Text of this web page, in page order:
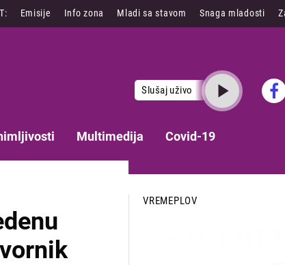
Emisije Info zona Mladi sa stavom Snaga mladosti
Slušaj uživo
Multimedija Covid-19
VREMEPLOV